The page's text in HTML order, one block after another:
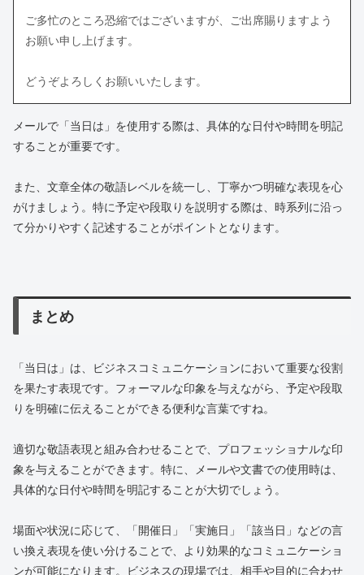
ご多忙のところ恐縮ではございますが、ご出席賜りますよう
お願い申し上げます。
どうぞよろしくお願いいたします。
メールで「当日は」を使用する際は、具体的な日付や時間を明記
することが重要です。
また、文章全体の敬語レベルを統一し、丁寧かつ明確な表現を心
がけましょう。特に予定や段取りを説明する際は、時系列に沿っ
て分かりやすく記述することがポイントとなります。
まとめ
「当日は」は、ビジネスコミュニケーションにおいて重要な役割
を果たす表現です。フォーマルな印象を与えながら、予定や段取
りを明確に伝えることができる便利な言葉ですね。
適切な敬語表現と組み合わせることで、プロフェッショナルな印
象を与えることができます。特に、メールや文書での使用時は、
具体的な日付や時間を明記することが大切でしょう。
場面や状況に応じて、「開催日」「実施日」「該当日」などの言
い換え表現を使い分けることで、より効果的なコミュニケーショ
ンが可能になります。ビジネスの現場では、相手や目的に合わせ